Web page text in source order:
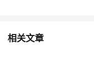
相关文章